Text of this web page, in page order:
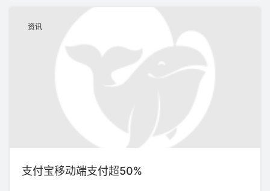
资讯
支付宝移动端支付超50%